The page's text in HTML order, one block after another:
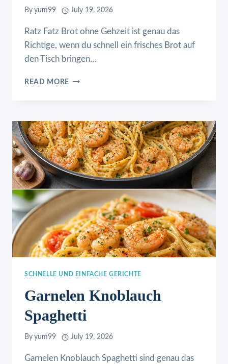
By yum99 July 19, 2026
Ratz Fatz Brot ohne Gehzeit ist genau das
Richtige, wenn du schnell ein frisches Brot auf
den Tisch bringen…
READ MORE RATZ
GEHZEIT
SCHNELLE UND EINFACHE GERICHTE
Garnelen Knoblauch
Spaghetti
By yum99 July 19, 2026
Garnelen Knoblauch Spaghetti sind genau das